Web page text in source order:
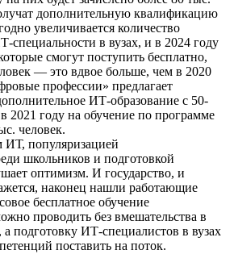
дополнительную квалификацию
увеличивается количество
в вузах, и в 2024 году
смогут поступить бесплатно,
— это вдвое больше, чем в 2020
профессии» предлагает
ИТ-образование с 50-
2021 году на обучение по программе
человек.
ИТ, популяризацией
школьников и подготовкой
оптимизм. И государство, и
наконец нашли работающие
бесплатное обучение
проводить без вмешательства в
подготовку ИТ-специалистов в вузах
поставить на поток.